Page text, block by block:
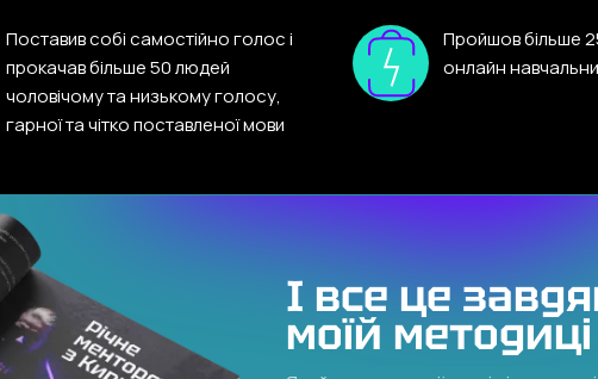
І все це
моїй методиці
Поставив собі самостійно голос і
прокачав більше 50 людей
чоловічому та низькому голосу,
гарної та чітко поставленої мови
Пройшов більше
онлайн